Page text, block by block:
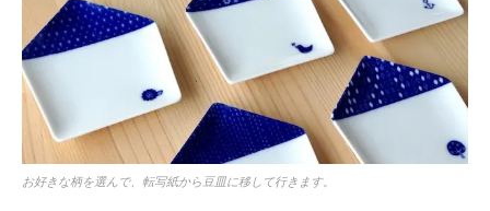
お好きな柄を選んで、転写紙から豆皿に移して行きます。